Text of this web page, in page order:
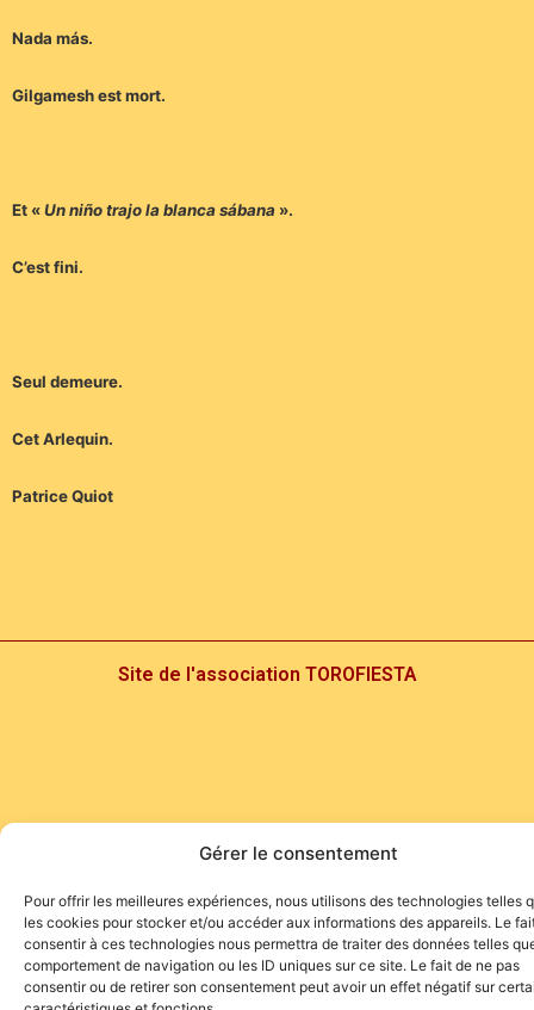
Gérer le consentement
Pour offrir les meilleures expériences, nous utilisons des technologies telles
les cookies pour stocker et/ou accéder aux informations des appareils. Le
consentir à ces technologies nous permettra de traiter des données telles
comportement de navigation ou les ID uniques sur ce site. Le fait de ne pas
consentir ou de retirer son consentement peut avoir un effet négatif sur
Nada más.
Gilgamesh est mort.
Et «Un niño trajo la blanca sábana ».
C’est fini.
Seul demeure.
Cet Arlequin.
Patrice Quiot
Site de l'association TOROFIESTA